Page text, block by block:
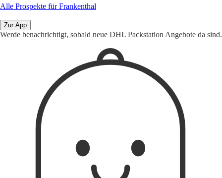
Alle Prospekte für Frankenthal
Zur App
Werde benachrichtigt, sobald neue DHL Packstation Angebote da sind.